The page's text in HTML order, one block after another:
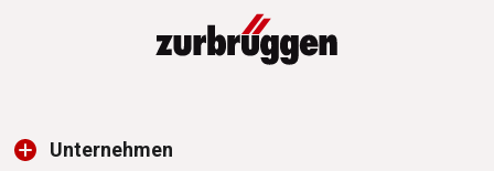
Unternehmen